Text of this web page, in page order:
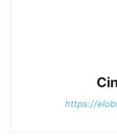
https://